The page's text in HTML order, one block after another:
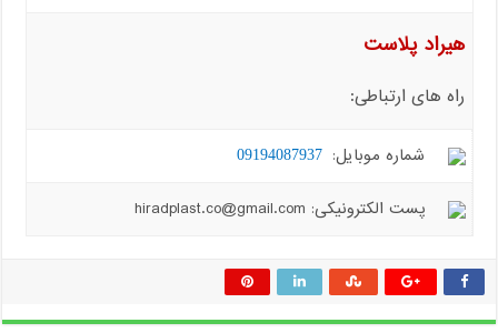
هیراد پلاست
راه های ارتباطی:
شماره موبایل: 09194087937
پست الکترونیکی: hiradplast.co@gmail.com